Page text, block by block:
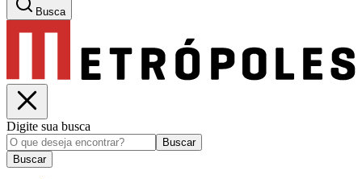
Busca
Digite sua busca
Buscar
Buscar